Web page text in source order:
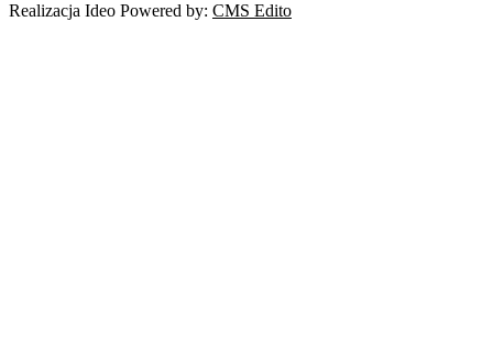
Realizacja Ideo Powered by: CMS Edito